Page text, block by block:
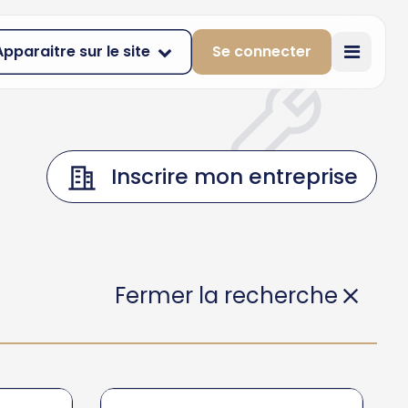
sur le site Se connecter
Inscrire mon entreprise
Fermer la recherche